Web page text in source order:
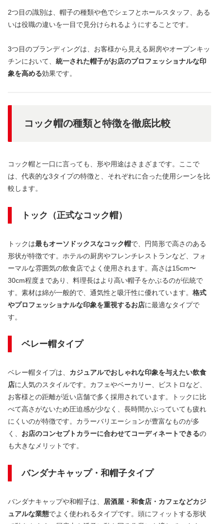
2つ目の識別は、帽子の種類や色でシェフとホールスタッフ、ある
いは役職の違いを一目で見分けられるようにすることです。
3つ目のブランディングは、お客様から見える厨房やオープンキッ
チンにおいて、 統一された帽子がお店のプロフェッショナルな印
象を高める効果です。
コック帽の種類と特徴を徹底比較
コック帽と一口に言っても、形や用途はさまざまです。ここで
は、代表的な3タイプの特徴と、それぞれに合った使用シーンを比
較します。
トック（正式なコック帽）
トックは最もオーソドックスなコック帽で、円筒形で高さのある
形状が特徴です。ホテルの厨房やフレンチレストランなど、フォ
ーマルな雰囲気の飲食店でよく使用されます。高さは15cm〜
30cm程度まであり、料理長はより高い帽子をかぶるのが伝統で
す。素材は綿が一般的で、通気性と吸汗性に優れています。 格式
やプロフェッショナルな印象を重視するお店に最適なタイプで
す。
ベレー帽タイプ
ベレー帽タイプは、 カジュアルでおしゃれな印象を与えたい飲食
店に人気のスタイルです。カフェやベーカリー、ビストロなど、
お客様との距離が近い店舗で多く採用されています。トックに比
べて高さがないため圧迫感が少なく、長時間かぶっていても疲れ
にくいのが特徴です。カラーバリエーションが豊富なものが多
く、 お店のコンセプトカラーに合わせてコーディネートできるの
も大きなメリットです。
バンダナキャップ・和帽子タイプ
バンダナキャップや和帽子は、
居酒屋・和食店・カフェなどカジ
ュアルな業態でよく使われるタイプです。頭にフィットする形状